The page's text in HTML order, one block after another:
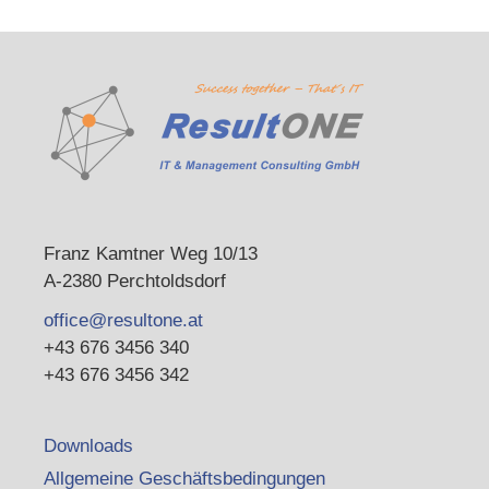
Franz Kamtner Weg 10/13
A-2380 Perchtoldsdorf
office@resultone.at
+43 676 3456 340
+43 676 3456 342
Downloads
Allgemeine Geschäftsbedingungen